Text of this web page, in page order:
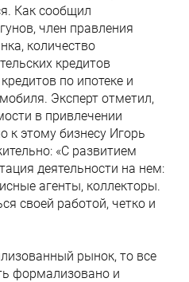
Как сообщил
член правления
количество
кредитов
по ипотеке и
Эксперт отметил,
в привлечении
к этому бизнесу Игорь
«С развитием
деятельности на нем:
агенты, коллекторы.
своей работой, четко и
рынок, то все
формализовано и